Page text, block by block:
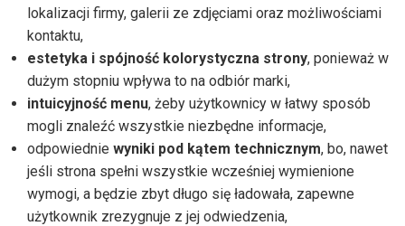
lokalizacji firmy, galerii ze zdjęciami oraz możliwościami
kontaktu,
estetyka i spójność kolorystyczna strony, ponieważ w
dużym stopniu wpływa to na odbiór marki,
intuicyjność menu, żeby użytkownicy w łatwy sposób
mogli znaleźć wszystkie niezbędne informacje,
odpowiednie wyniki pod kątem technicznym, bo, nawet
jeśli strona spełni wszystkie wcześniej wymienione
wymogi, a będzie zbyt długo się ładowała, zapewne
użytkownik zrezygnuje z jej odwiedzenia,